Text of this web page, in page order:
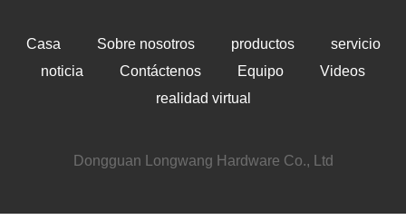
Casa Sobre nosotros productos
servicio
noticia
Contáctenos Equipo
Videos
realidad virtual
Dongguan Longwang Hardware Co., Ltd